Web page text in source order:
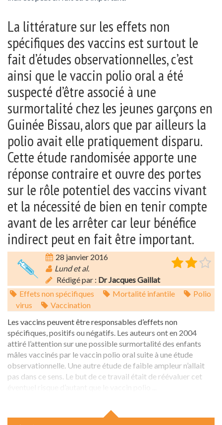
La littérature sur les effets non
spécifiques des vaccins est surtout le
fait d’études observationnelles, c’est
ainsi que le vaccin polio oral a été
suspecté d’être associé à une
surmortalité chez les jeunes garçons en
Guinée Bissau, alors que par ailleurs la
polio avait elle pratiquement disparu.
Cette étude randomisée apporte une
réponse contraire et ouvre des portes
sur le rôle potentiel des vaccins vivant
et la nécessité de bien en tenir compte
avant de les arrêter car leur bénéfice
indirect peut en fait être important.
28 janvier 2016
Lund et al.
Rédigé par : Dr Jacques Gaillat
Effets non spécifiques
Mortalité infantile
Polio
virus
Vaccination
Les vaccins peuvent être responsables d’effets non
spécifiques, positifs ou négatifs. Les auteurs ont en 2004
attiré l’attention sur une possible surmortalité des enfants
mâles vaccinés par le vaccin polio oral suite à une étude
observationnelle. Une autre étude de faible ampleur n’allait
pas dans ce sens. Le but de ce travail était de réévaluer cet